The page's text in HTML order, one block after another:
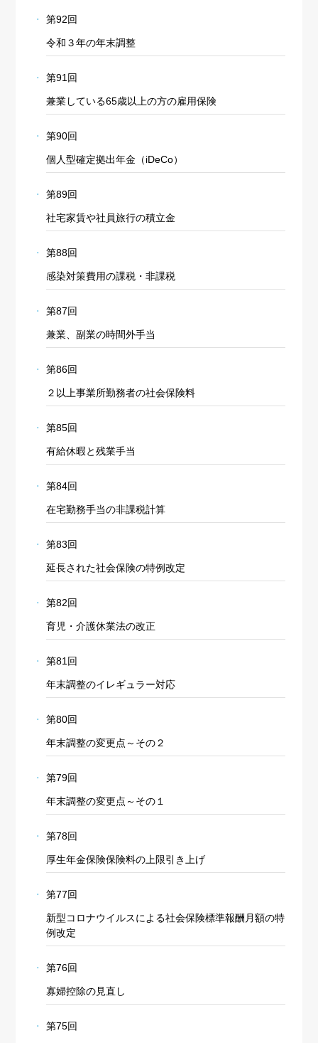
第92回
令和３年の年末調整
第91回
兼業している65歳以上の方の雇用保険
第90回
個人型確定拠出年金（iDeCo）
第89回
社宅家賃や社員旅行の積立金
第88回
感染対策費用の課税・非課税
第87回
兼業、副業の時間外手当
第86回
２以上事業所勤務者の社会保険料
第85回
有給休暇と残業手当
第84回
在宅勤務手当の非課税計算
第83回
延長された社会保険の特例改定
第82回
育児・介護休業法の改正
第81回
年末調整のイレギュラー対応
第80回
年末調整の変更点～その２
第79回
年末調整の変更点～その１
第78回
厚生年金保険保険料の上限引き上げ
第77回
新型コロナウイルスによる社会保険標準報酬月額の特
例改定
第76回
寡婦控除の見直し
第75回